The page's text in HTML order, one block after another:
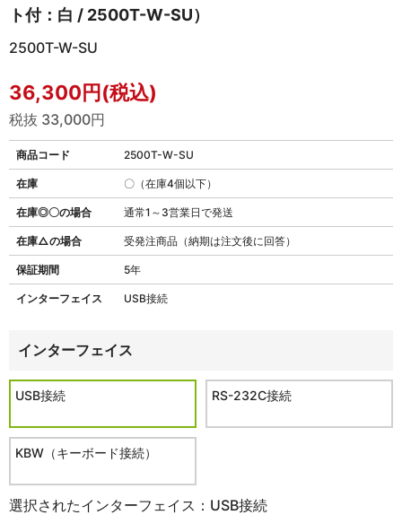
ト付：白 / 2500T-W-SU）
2500T-W-SU
36,300円(税込)
税抜 33,000円
商品コード 2500T-W-SU
在庫◎〇の場合 通常1～3営業日で発送
在庫△の場合 受発注商品（納期は注文後に回答）
保証期間 5年
インターフェイス USB接続
在庫 〇（在庫4個以下）
インターフェイス
USB接続 RS-232C接続
KBW（キーボード接続）
選択されたインターフェイス：USB接続